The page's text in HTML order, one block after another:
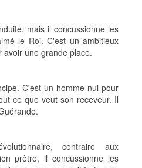
mais il concussionne les
le Roi. C'est un ambitieux
une grande place.
C'est un homme nul pour
ce que veut son receveur. Il
contraire aux
prêtre, il concussionne les